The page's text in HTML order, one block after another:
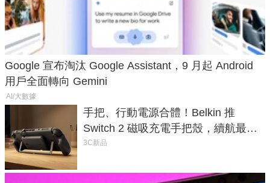
Google 宣布淘汰 Google Assistant，9 月起 Android
用戶全面轉向 Gemini
AI/大數據
手把、行動電源合體！Belkin 推
Switch 2 磁吸充電手把殼，續航最高
延長 1.5 倍
3C新品